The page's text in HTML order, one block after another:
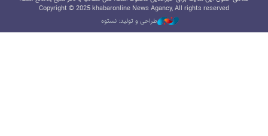
Copyright © 2025 khabaronline News Agancy, All rights reserved
طراحی و تولید: نستوه